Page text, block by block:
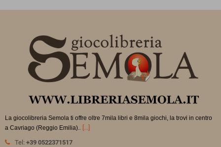
La giocolibreria Semola ti offre oltre 7mila libri e 8mila giochi, la trovi in centro
a Cavriago (Reggio Emilia).. [...]
Tel: +39 0522371517